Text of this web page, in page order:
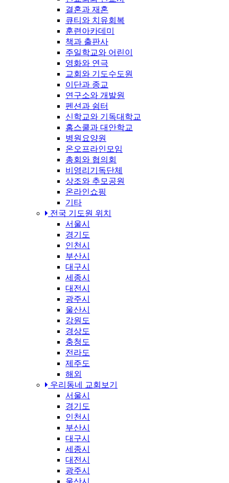
결혼과 재혼
큐티와 치유회복
훈련아카데미
책과 출판사
주일학교와 어린이
영화와 연극
교회와 기도수도원
이단과 종교
연구소와 개발원
펜션과 쉼터
신학교와 기독대학교
홈스쿨과 대안학교
병원요양원
온오프라인모임
총회와 협의회
비영리기독단체
상조와 추모공원
온라인쇼핑
기타
전국 기도원 위치
서울시
경기도
인천시
부산시
대구시
세종시
대전시
광주시
울산시
강원도
경상도
충청도
전라도
제주도
해외
우리동네 교회보기
서울시
경기도
인천시
부산시
대구시
세종시
대전시
광주시
울산시